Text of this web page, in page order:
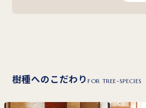
樹種へのこだわりFOR TREE-SPECIES